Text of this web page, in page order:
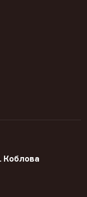
Коблова